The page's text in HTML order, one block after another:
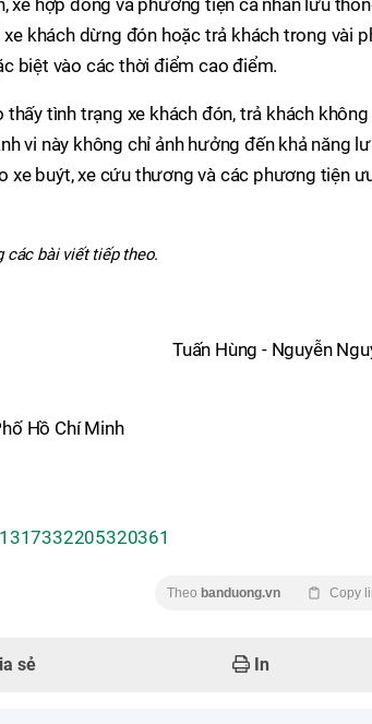
khách dừng đón hoặc trả khách trong vài
biệt vào các thời điểm cao điểm.
tình trạng xe khách đón, trả khách không
vi này không chỉ ảnh hưởng đến khả năng
xe buýt, xe cứu thương và các phương tiện
các bài viết tiếp theo.
Tuấn Hùng - Nguyễn
Hồ Chí Minh
Theo banduong.vn Copy
sẻ In